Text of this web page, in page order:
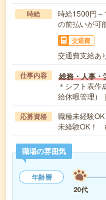
時給
時給1500円
の前払いが可
交通費
交通費支給あ
仕事内容 総務・人事・
＊シフト表作
給休暇管理）
応募資格
職種未経験
未経験OK！
職場の雰囲気
年齢層
20代